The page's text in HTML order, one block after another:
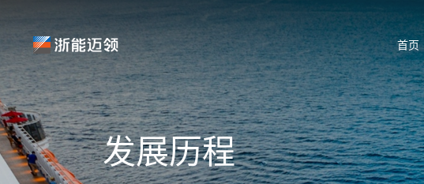
首页
发展历程